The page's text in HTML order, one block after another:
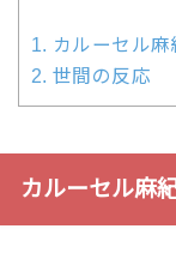
1. カルーセル
2. 世間の反応
カルーセル麻